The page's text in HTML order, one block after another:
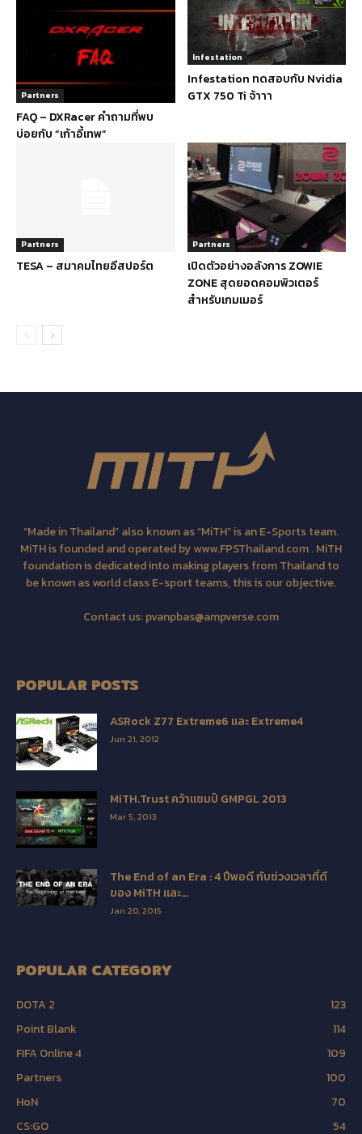
Partners
FAQ – DXRacer คำถามที่พบ
บ่อยกับ “เก้าอี้เทพ”
Infestation
Infestation ทดสอบกับ Nvidia
GTX 750 Ti จ้าาา
Partners
TESA – สมาคมไทยอีสปอร์ต
Partners
เปิดตัวอย่างอลังการ ZOWIE
ZONE สุดยอดคอมพิวเตอร์
สำหรับเกมเมอร์
“Made in Thailand” also known as “MiTH” is an E-Sports team.
MiTH is founded and operated by www.FPSThailand.com . MiTH
foundation is dedicated into making players from Thailand to
be known as world class E-sport teams, this is our objective.
Contact us:pvanpbas@ampverse.com
POPULAR POSTS
ASRock Z77 Extreme6 และ Extreme4
Jun 21, 2012
MiTH.Trust คว้าแชมป์ GMPGL 2013
Mar 5, 2013
The End of an Era : 4 ปีพอดี กับช่วงเวลาที่ดี
ของ MiTH และ...
Jan 20, 2015
POPULAR CATEGORY
DOTA 2
123
Point Blank
114
FIFA Online 4
109
Partners
100
HoN
70
CS:GO
54